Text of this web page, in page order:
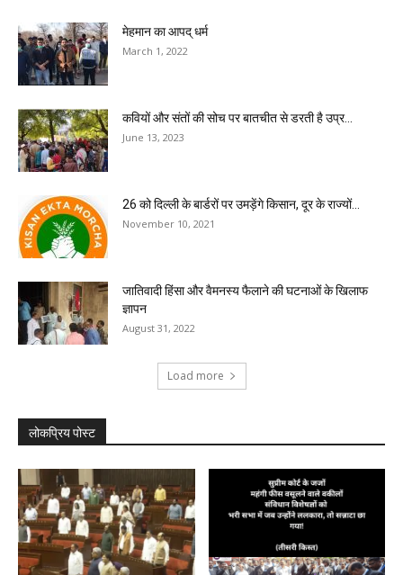
मेहमान का आपद् धर्म
March 1, 2022
कवियों और संतों की सोच पर बातचीत से डरती है उप्र...
June 13, 2023
26 को दिल्ली के बार्डरों पर उमड़ेंगे किसान, दूर के राज्यों...
November 10, 2021
जातिवादी हिंसा और वैमनस्य फैलाने की घटनाओं के खिलाफ
ज्ञापन
August 31, 2022
Load more
लोकप्रिय पोस्ट